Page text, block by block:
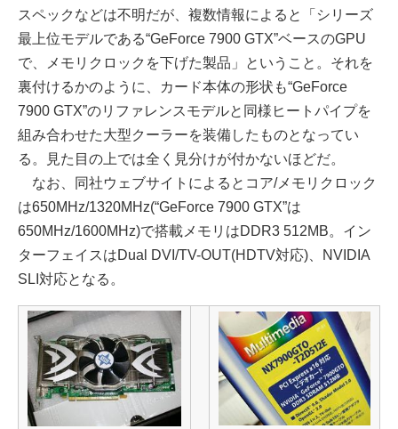
スペックなどは不明だが、複数情報によると「シリーズ
最上位モデルである“GeForce 7900 GTX”ベースのGPU
で、メモリクロックを下げた製品」ということ。それを
裏付けるかのように、カード本体の形状も“GeForce
7900 GTX”のリファレンスモデルと同様ヒートパイプを
組み合わせた大型クーラーを装備したものとなってい
る。見た目の上では全く見分けが付かないほどだ。
なお、同社ウェブサイトによるとコア/メモリクロック
は650MHz/1320MHz(“GeForce 7900 GTX”は
650MHz/1600MHz)で搭載メモリはDDR3 512MB。イン
ターフェイスはDual DVI/TV-OUT(HDTV対応)、NVIDIA
SLI対応となる。